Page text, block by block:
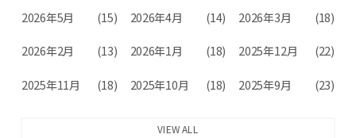
2026年5月 (15) 2026年4月 (14) 2026年3月 (18)
2026年2月 (13) 2026年1月 (18) 2025年12月 (22)
2025年11月 (18) 2025年10月 (18) 2025年9月 (23)
VIEW ALL